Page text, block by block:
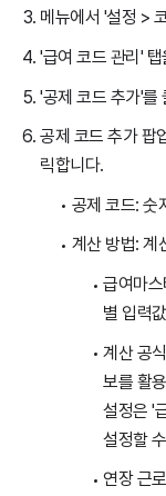
메뉴에서 '설정 >
'급여 코드 관리'
'공제 코드 추가'를
공제 코드 추가 팝
릭합니다.
공제 코드: 숫
계산 방법: 계
급여마
별 입력
계산 공
보를 활
설정은 '
설정할
연장 근